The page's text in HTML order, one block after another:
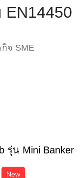
จ SME
รุ่น Mini Banker
New